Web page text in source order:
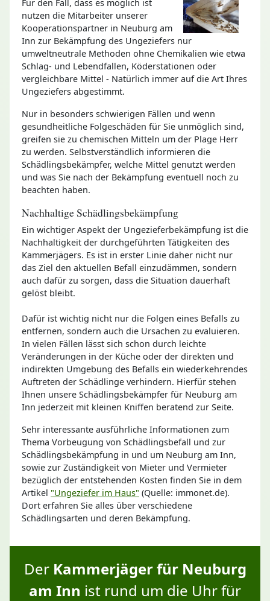
Für den Fall, dass es möglich ist
nutzen die Mitarbeiter unserer
Kooperationspartner in Neuburg am
Inn zur Bekämpfung des Ungeziefers nur
umweltneutrale Methoden ohne Chemikalien wie etwa
Schlag- und Lebendfallen, Köderstationen oder
vergleichbare Mittel - Natürlich immer auf die Art Ihres
Ungeziefers abgestimmt.
Nur in besonders schwierigen Fällen und wenn
gesundheitliche Folgeschäden für Sie unmöglich sind,
greifen sie zu chemischen Mitteln um der Plage Herr
zu werden. Selbstverständlich informieren die
Schädlingsbekämpfer, welche Mittel genutzt werden
und was Sie nach der Bekämpfung eventuell noch zu
beachten haben.
Nachhaltige Schädlingsbekämpfung
Ein wichtiger Aspekt der Ungezieferbekämpfung ist die
Nachhaltigkeit der durchgeführten Tätigkeiten des
Kammerjägers. Es ist in erster Linie daher nicht nur
das Ziel den aktuellen Befall einzudämmen, sondern
auch dafür zu sorgen, dass die Situation dauerhaft
gelöst bleibt.
Dafür ist wichtig nicht nur die Folgen eines Befalls zu
entfernen, sondern auch die Ursachen zu evaluieren.
In vielen Fällen lässt sich schon durch leichte
Veränderungen in der Küche oder der direkten und
indirekten Umgebung des Befalls ein wiederkehrendes
Auftreten der Schädlinge verhindern. Hierfür stehen
Ihnen unsere Schädlingsbekämpfer für Neuburg am
Inn jederzeit mit kleinen Kniffen beratend zur Seite.
Sehr interessante ausführliche Informationen zum
Thema Vorbeugung von Schädlingsbefall und zur
Schädlingsbekämpfung in und um Neuburg am Inn,
sowie zur Zuständigkeit von Mieter und Vermieter
bezüglich der entstehenden Kosten finden Sie in dem
Artikel "Ungeziefer im Haus" (Quelle: immonet.de).
Dort erfahren Sie alles über verschiedene
Schädlingsarten und deren Bekämpfung.
Der Kammerjäger für Neuburg
am Inn ist rund um die Uhr für